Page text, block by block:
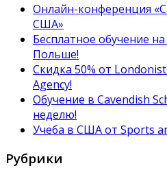
Онлайн-конференция
США»
Бесплатное обучение
Польше!
Скидка 50% от
Agency!
Обучение в Сavendish
неделю!
Учеба в США от Sports
Рубрики